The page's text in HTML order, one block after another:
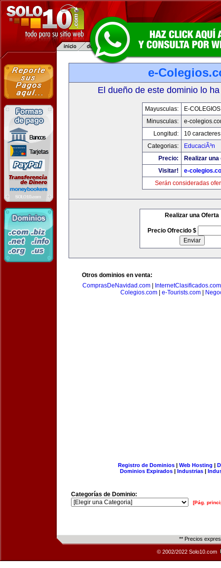
e-
El dueño de este dominio lo
Mayusculas:
E-
Minusculas:
e-
Longitud:
10 caracteres
Categorias:
EducaciÃ³n
Precio:
Realizar
Visitar!
e-
Serán consideradas
Realizar una Oferta
Precio Ofrecido $
Otros dominios en venta:
ComprasDeNavidad.com
InternetClasificados.com
Colegios.com| e-Tourists.com|
Registro de Dominios| Web Hosting |
Dominios Expirados | Industrias |
Categorías de Dominio:
[Pág.
** Precios
© 2002/2022 Solo10.com